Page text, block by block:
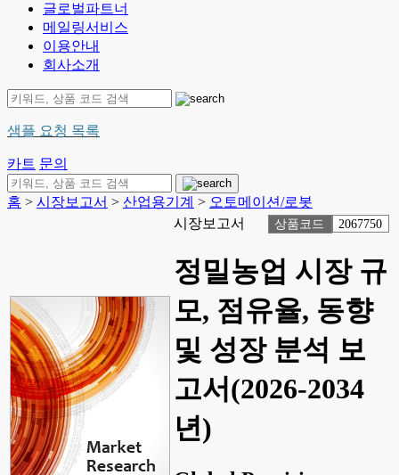
글로벌파트너
메일링서비스
이용안내
회사소개
샘플 요청 목록
카트 문의
홈 > 시장보고서 > 산업용기계 > 오토메이션/로봇
시장보고서
상품코드 2067750
정밀농업 시장 규
모, 점유율, 동향
및 성장 분석 보
고서(2026-2034
년)